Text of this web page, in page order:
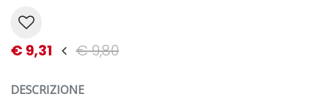
€ 9,31 € 9,80
DESCRIZIONE